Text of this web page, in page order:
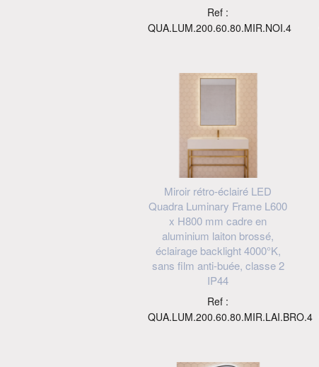
Ref :
QUA.LUM.200.60.80.MIR.NOI.4
Miroir rétro-éclairé LED
Quadra Luminary Frame L600
x H800 mm cadre en
aluminium laiton brossé,
éclairage backlight 4000°K,
sans film anti-buée, classe 2
IP44
Ref :
QUA.LUM.200.60.80.MIR.LAI.BRO.4